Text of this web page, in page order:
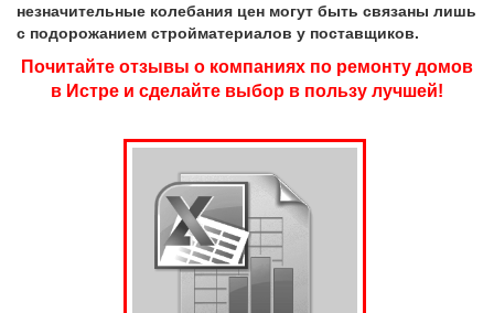
незначительные колебания цен могут быть связаны лишь
с подорожанием стройматериалов у поставщиков.
Почитайте отзывы о компаниях по ремонту домов
в Истре и сделайте выбор в пользу лучшей!